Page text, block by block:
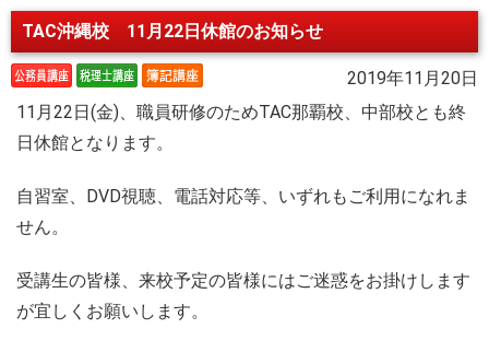
TAC沖縄校 11月22日休館のお知らせ
2019年11月20日
11月22日(金)、職員研修のためTAC那覇校、中部校とも終
日休館となります。
自習室、DVD視聴、電話対応等、いずれもご利用になれま
せん。
受講生の皆様、来校予定の皆様にはご迷惑をお掛けします
が宜しくお願いします。